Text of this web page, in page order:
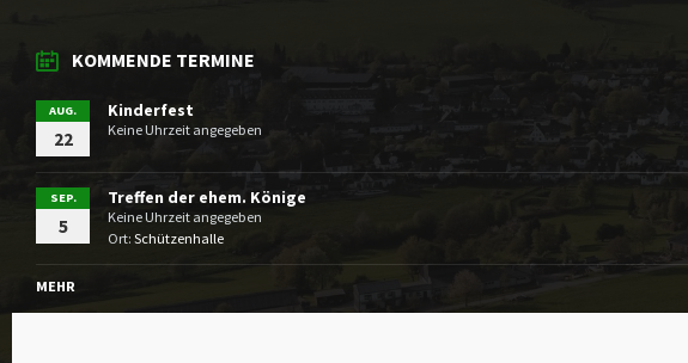
KOMMENDE TERMINE
AUG.
22
Kinderfest
Keine Uhrzeit angegeben
SEP.
5
Treffen der ehem. Könige
Keine Uhrzeit angegeben
Ort: Schützenhalle
MEHR